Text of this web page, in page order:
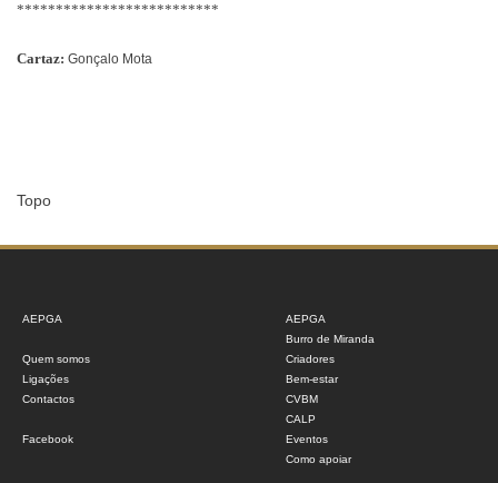
**************************
Cartaz: Gonçalo Mota
Topo
AEPGA
Quem somos
Ligações
Contactos
Facebook
AEPGA
Burro de Miranda
Criadores
Bem-estar
CVBM
CALP
Eventos
Como apoiar